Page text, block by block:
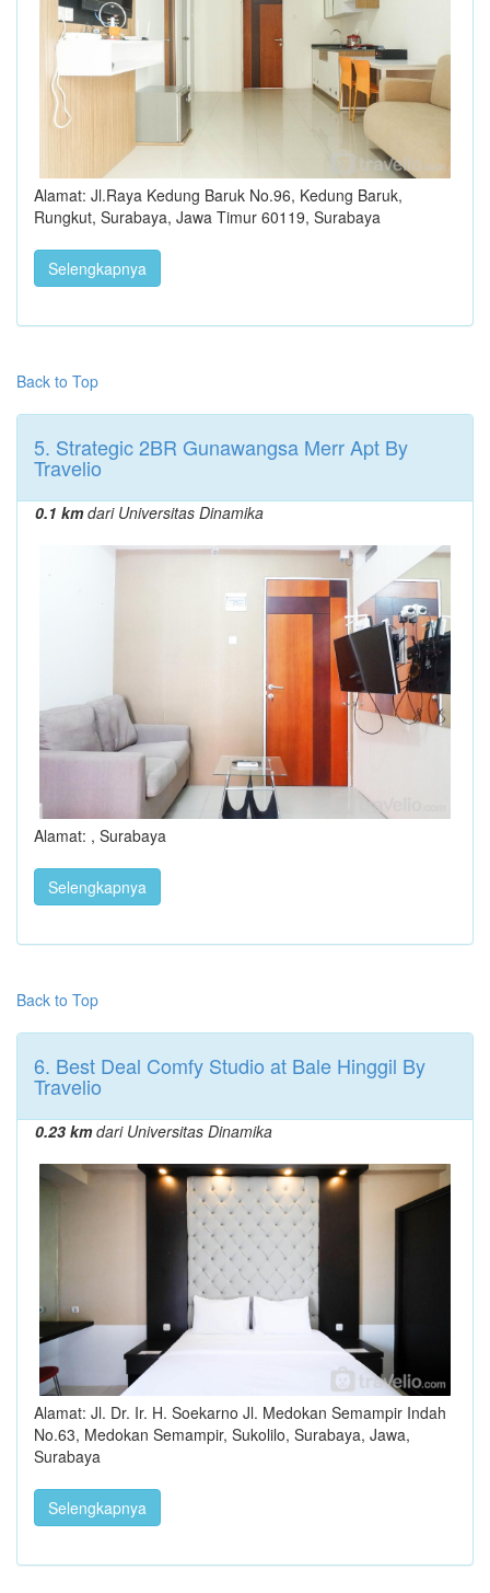
Alamat: Jl.Raya Kedung Baruk No.96, Kedung Baruk,
Rungkut, Surabaya, Jawa Timur 60119, Surabaya
Selengkapnya
Back to Top
5. Strategic 2BR Gunawangsa Merr Apt By
Travelio
0.1 kmdari Universitas Dinamika
Alamat: , Surabaya
Selengkapnya
Back to Top
6. Best Deal Comfy Studio at Bale Hinggil By
Travelio
0.23 kmdari Universitas Dinamika
Alamat: Jl. Dr. Ir. H. Soekarno Jl. Medokan Semampir Indah
No.63, Medokan Semampir, Sukolilo, Surabaya, Jawa,
Surabaya
Selengkapnya